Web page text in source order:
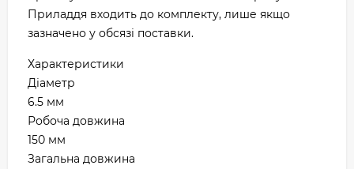
Приладдя входить до комплекту, лише якщо
зазначено у обсязі поставки.
Характеристики
Діаметр
6.5 мм
Робоча довжина
150 мм
Загальна довжина